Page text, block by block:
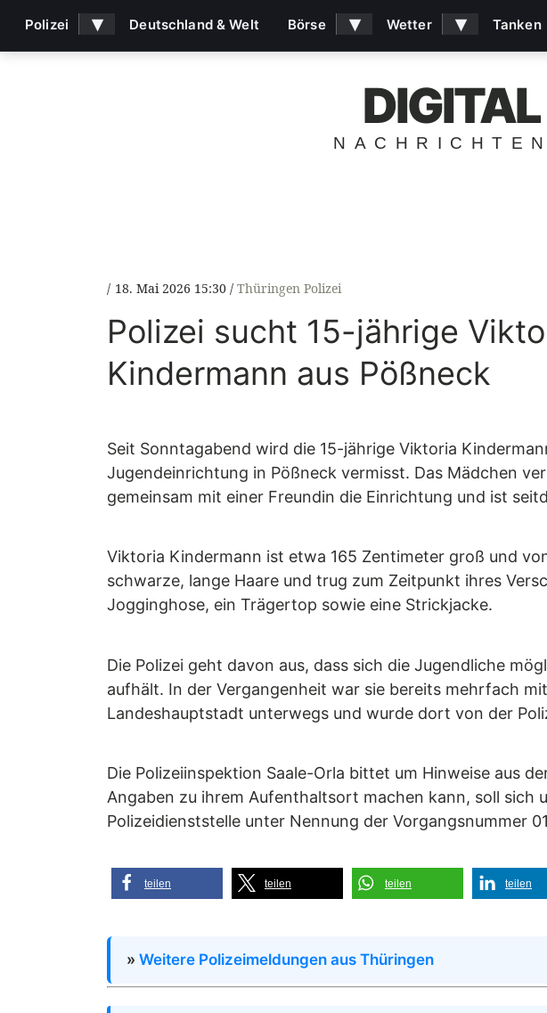
18. Mai 2026 15:30 Thüringen Polizei
Polizei sucht 15-jährige
Kindermann aus Pößneck
Seit Sonntagabend wird die 15-jährige Viktoria
Jugendeinrichtung in Pößneck vermisst. Das Mädchen
gemeinsam mit einer Freundin die Einrichtung und ist
Viktoria Kindermann ist etwa 165 Zentimeter groß und
schwarze, lange Haare und trug zum Zeitpunkt ihres
Jogginghose, ein Trägertop sowie eine Strickjacke.
Die Polizei geht davon aus, dass sich die Jugendliche
aufhält. In der Vergangenheit war sie bereits mehrfach
Landeshauptstadt unterwegs und wurde dort von der
Die Polizeiinspektion Saale-Orla bittet um Hinweise aus
Angaben zu ihrem Aufenthaltsort machen kann, soll sich
Polizeidienststelle unter Nennung der Vorgangsnummer
teilen teilen teilen teilen
» Weitere Polizeimeldungen aus Thüringen
Polizei ▾ Deutschland & Welt Börse ▾ Wetter ▾ Tanken